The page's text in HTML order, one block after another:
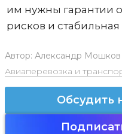
им нужны гарантии
рисков и стабильная
Автор: Александр Мошков
Авиаперевозка и
Обсудить